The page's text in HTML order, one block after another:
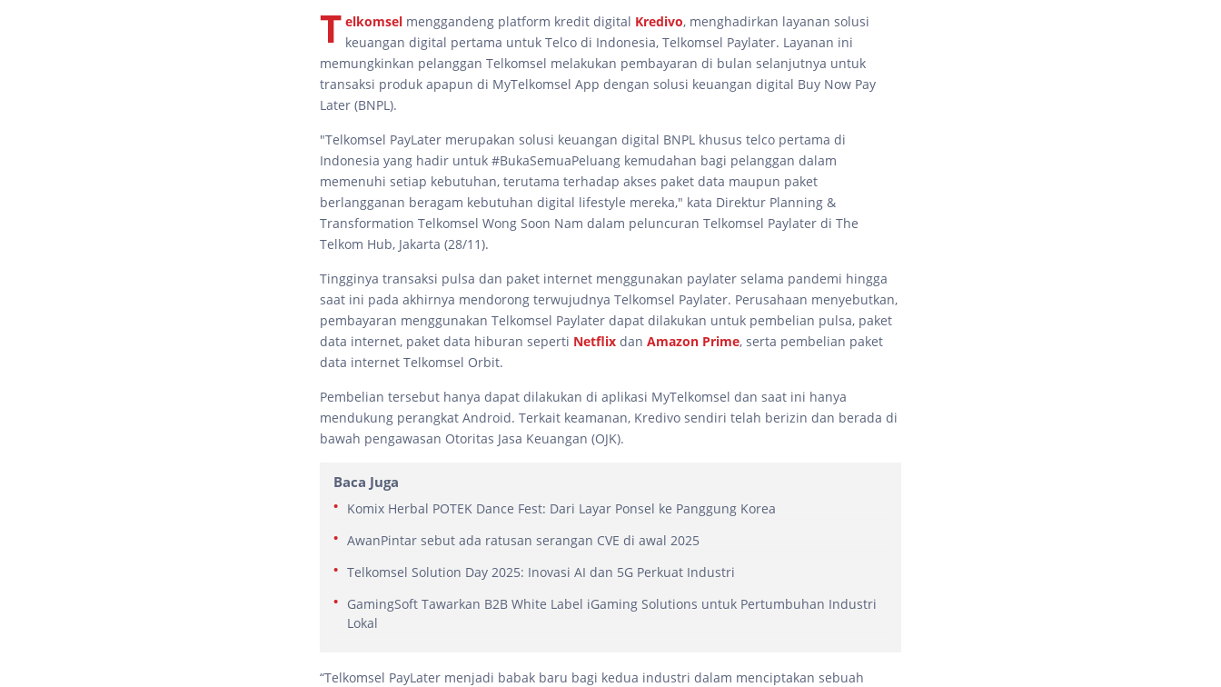
T elkomsel menggandeng platform kredit digital Kredivo, menghadirkan layanan solusi
keuangan digital pertama untuk Telco di Indonesia, Telkomsel Paylater. Layanan ini
memungkinkan pelanggan Telkomsel melakukan pembayaran di bulan selanjutnya untuk
transaksi produk apapun di MyTelkomsel App dengan solusi keuangan digital Buy Now Pay
Later (BNPL).
"Telkomsel PayLater merupakan solusi keuangan digital BNPL khusus telco pertama di
Indonesia yang hadir untuk #BukaSemuaPeluang kemudahan bagi pelanggan dalam
memenuhi setiap kebutuhan, terutama terhadap akses paket data maupun paket
berlangganan beragam kebutuhan digital lifestyle mereka," kata Direktur Planning &
Transformation Telkomsel Wong Soon Nam dalam peluncuran Telkomsel Paylater di The
Telkom Hub, Jakarta (28/11).
Tingginya transaksi pulsa dan paket internet menggunakan paylater selama pandemi hingga
saat ini pada akhirnya mendorong terwujudnya Telkomsel Paylater. Perusahaan menyebutkan,
pembayaran menggunakan Telkomsel Paylater dapat dilakukan untuk pembelian pulsa, paket
data internet, paket data hiburan seperti Netflix dan Amazon Prime, serta pembelian paket
data internet Telkomsel Orbit.
Pembelian tersebut hanya dapat dilakukan di aplikasi MyTelkomsel dan saat ini hanya
mendukung perangkat Android. Terkait keamanan, Kredivo sendiri telah berizin dan berada di
bawah pengawasan Otoritas Jasa Keuangan (OJK).
Baca Juga
Komix Herbal POTEK Dance Fest: Dari Layar Ponsel ke Panggung Korea
AwanPintar sebut ada ratusan serangan CVE di awal 2025
Telkomsel Solution Day 2025: Inovasi AI dan 5G Perkuat Industri
GamingSoft Tawarkan B2B White Label iGaming Solutions untuk Pertumbuhan Industri
Lokal
“Telkomsel PayLater menjadi babak baru bagi kedua industri dalam menciptakan sebuah